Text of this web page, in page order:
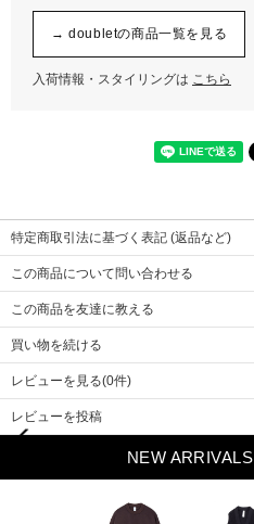
Previou
→ doubletの商品一覧を見る
入荷情報・スタイリングは こちら
特定商取引法に基づく表記 (返品など)
この商品について問い合わせる
この商品を友達に教える
買い物を続ける
レビューを見る(0件)
レビューを投稿
NEW ARRIVALS